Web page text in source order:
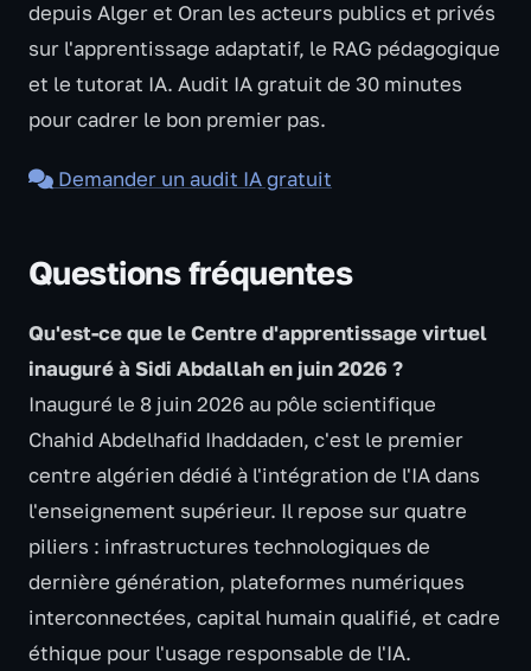
depuis Alger et Oran les acteurs publics et privés
sur l'apprentissage adaptatif, le RAG pédagogique
et le tutorat IA. Audit IA gratuit de 30 minutes
pour cadrer le bon premier pas.
Demander un audit IA gratuit
Questions fréquentes
Qu'est-ce que le Centre d'apprentissage virtuel
inauguré à Sidi Abdallah en juin 2026 ?
Inauguré le 8 juin 2026 au pôle scientifique
Chahid Abdelhafid Ihaddaden, c'est le premier
centre algérien dédié à l'intégration de l'IA dans
l'enseignement supérieur. Il repose sur quatre
piliers : infrastructures technologiques de
dernière génération, plateformes numériques
interconnectées, capital humain qualifié, et cadre
éthique pour l'usage responsable de l'IA.